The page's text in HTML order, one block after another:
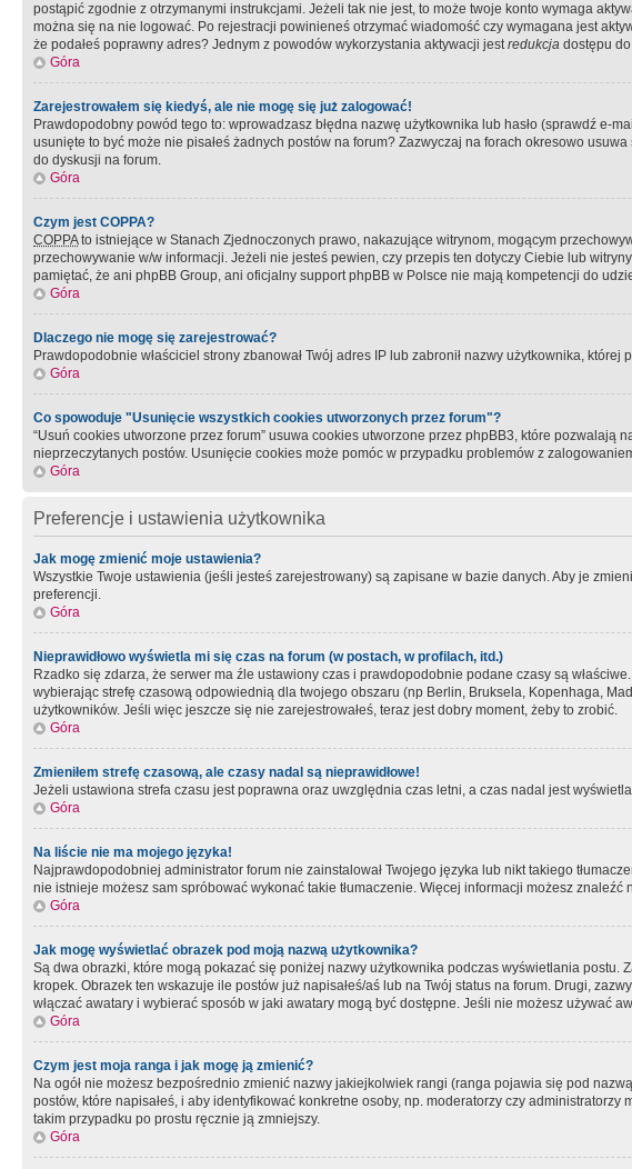
postąpić zgodnie z otrzymanymi instrukcjami. Jeżeli tak nie jest, to może twoje konto wymaga
można się na nie logować. Po rejestracji powinieneś otrzymać wiadomość czy wymagana jest
że podałeś poprawny adres? Jednym z powodów wykorzystania aktywacji jestredukcja dostępu
Góra
Zarejestrowałem się kiedyś, ale nie mogę się już zalogować!
Prawdopodobny powód tego to: wprowadzasz błędna nazwę użytkownika lub hasło (sprawdź e-
usunięte to być może nie pisałeś żadnych postów na forum? Zazwyczaj na forach okresowo
do dyskusji na forum.
Góra
Czym jest COPPA?
COPPAto istniejące w Stanach Zjednoczonych prawo, nakazujące witrynom, mogącym
przechowywanie w/w informacji. Jeżeli nie jesteś pewien, czy przepis ten dotyczy Ciebie lub
pamiętać, że ani phpBB Group, ani oficjalny support phpBB w Polsce nie mają kompetencji do
Góra
Dlaczego nie mogę się zarejestrować?
Prawdopodobnie właściciel strony zbanował Twój adres IP lub zabronił nazwy użytkownika,
Góra
Co spowoduje "Usunięcie wszystkich cookies utworzonych przez forum"?
“Usuń cookies utworzone przez forum” usuwa cookies utworzone przez phpBB3, które
nieprzeczytanych postów. Usunięcie cookies może pomóc w przypadku problemów z
Góra
Preferencje i ustawienia użytkownika
Jak mogę zmienić moje ustawienia?
Wszystkie Twoje ustawienia (jeśli jesteś zarejestrowany) są zapisane w bazie danych. Aby je
preferencji.
Góra
Nieprawidłowo wyświetla mi się czas na forum (w postach, w profilach, itd.)
Rzadko się zdarza, że serwer ma źle ustawiony czas i prawdopodobnie podane czasy są
wybierając strefę czasową odpowiednią dla twojego obszaru (np Berlin, Bruksela, Kopenhaga,
użytkowników. Jeśli więc jeszcze się nie zarejestrowałeś, teraz jest dobry moment, żeby to zrobić.
Góra
Zmieniłem strefę czasową, ale czasy nadal są nieprawidłowe!
Jeżeli ustawiona strefa czasu jest poprawna oraz uwzględnia czas letni, a czas nadal jest
Góra
Na liście nie ma mojego języka!
Najprawdopodobniej administrator forum nie zainstalował Twojego języka lub nikt takiego
nie istnieje możesz sam spróbować wykonać takie tłumaczenie. Więcej informacji możesz
Góra
Jak mogę wyświetlać obrazek pod moją nazwą użytkownika?
Są dwa obrazki, które mogą pokazać się poniżej nazwy użytkownika podczas wyświetlania
kropek. Obrazek ten wskazuje ile postów już napisałeś/aś lub na Twój status na forum. Drugi,
włączać awatary i wybierać sposób w jaki awatary mogą być dostępne. Jeśli nie możesz używać
Góra
Czym jest moja ranga i jak mogę ją zmienić?
Na ogół nie możesz bezpośrednio zmienić nazwy jakiejkolwiek rangi (ranga pojawia się pod
postów, które napisałeś, i aby identyfikować konkretne osoby, np. moderatorzy czy
takim przypadku po prostu ręcznie ją zmniejszy.
Góra